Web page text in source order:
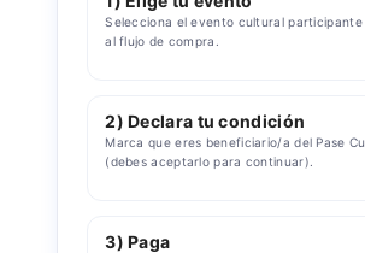
Selecciona el evento cultural
al flujo de compra.
2) Declara tu condición
Marca que eres beneficiario/a del Pase
(debes aceptarlo para continuar).
3) Paga